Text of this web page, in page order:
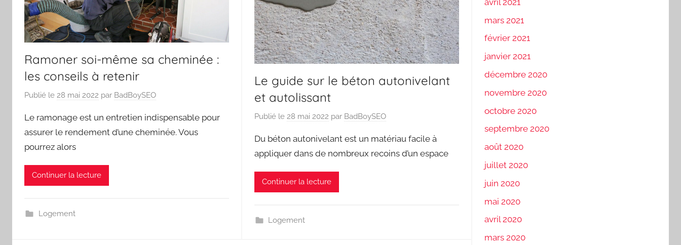
Ramoner soi-même sa cheminée :
les conseils à retenir
Publié le 28 mai 2022 par BadBoySEO
Le ramonage est un entretien indispensable pour
assurer le rendement d’une cheminée. Vous
pourrez alors
Continuer la lecture
Logement
Le guide sur le béton autonivelant
et autolissant
Publié le 28 mai 2022 par BadBoySEO
Du béton autonivelant est un matériau facile à
appliquer dans de nombreux recoins d’un espace
Continuer la lecture
Logement
mars 2021
février 2021
janvier 2021
décembre 2020
novembre 2020
octobre 2020
septembre 2020
août 2020
juillet 2020
juin 2020
mai 2020
avril 2020
mars 2020